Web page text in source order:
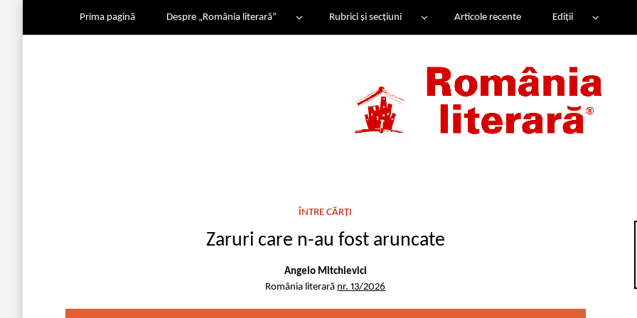
Prima pagină Despre „România literară” Rubrici și secțiuni Articole recente Ediții
ÎNTRE CĂRȚI
Zaruri care n-au fost aruncate
Angelo Mitchievici
România literară nr. 13/2026